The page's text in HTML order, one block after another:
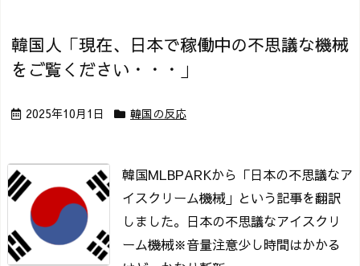
韓国人「現在、日本で稼働中の不思議な機械
をご覧ください・・・」
2025年10月1日 韓国の反応
韓国MLBPARKから「日本の不思議なア
イスクリーム機械」という記事を翻訳
しました。 日本の不思議なアイスクリ
ーム機械※音量注意少し時間はかかる